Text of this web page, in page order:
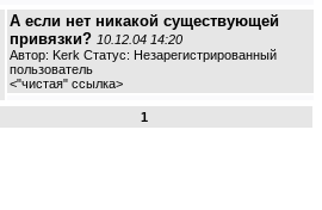
А если нет никакой существующей
привязки? 10.12.04 14:20
Автор: Kerk Статус: Незарегистрированный
пользователь
<"чистая" ссылка>
1